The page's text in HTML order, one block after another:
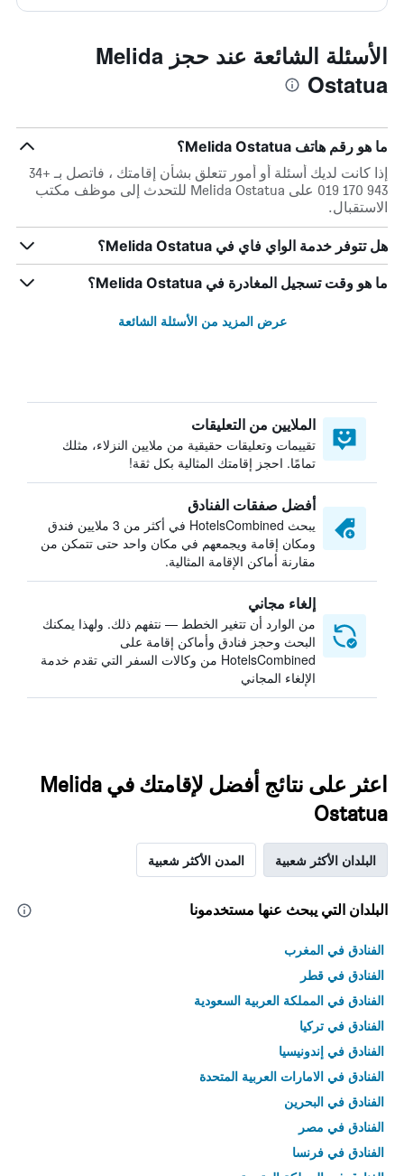
الأسئلة الشائعة عند حجز Melida
Ostatua
ما هو رقم هاتف Melida Ostatua؟
إذا كانت لديك أسئلة أو أمور تتعلق بشأن إقامتك ، فاتصل بـ +34
943 170 019 على Melida Ostatua للتحدث إلى موظف مكتب
الاستقبال.
هل تتوفر خدمة الواي فاي في Melida Ostatua؟
ما هو وقت تسجيل المغادرة في Melida Ostatua؟
عرض المزيد من الأسئلة الشائعة
الملايين من التعليقات
تقييمات وتعليقات حقيقية من ملايين النزلاء، مثلك
تمامًا. احجز إقامتك المثالية بكل ثقة!
أفضل صفقات الفنادق
يبحث HotelsCombined في أكثر من 3 ملايين فندق
ومكان إقامة ويجمعهم في مكان واحد حتى تتمكن من
مقارنة أماكن الإقامة المثالية.
إلغاء مجاني
من الوارد أن تتغير الخطط — نتفهم ذلك. ولهذا يمكنك
البحث وحجز فنادق وأماكن إقامة على
HotelsCombined من وكالات السفر التي تقدم خدمة
الإلغاء المجاني
اعثر على نتائج أفضل لإقامتك في Melida
Ostatua
البلدان الأكثر شعبية المدن الأكثر شعبية
البلدان التي يبحث عنها مستخدمونا
الفنادق في المغرب
الفنادق في قطر
الفنادق في المملكة العربية السعودية
الفنادق في تركيا
الفنادق في إندونيسيا
الفنادق في الامارات العربية المتحدة
الفنادق في البحرين
الفنادق في مصر
الفنادق في فرنسا